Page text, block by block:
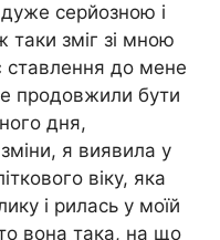
серйозною і
зміг зі мною
ставлення до мене
продовжили бути
дня,
я виявила у
віку, яка
і рилась у моїй
вона така, на що